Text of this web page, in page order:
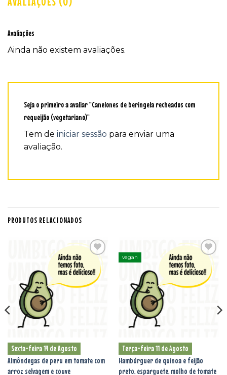
Avaliações
Ainda não existem avaliações.
Seja o primeiro a avaliar “Canelones de beringela recheados com
requeijão (vegetariano)”
Tem de iniciar sessão para enviar uma
avaliação.
PRODUTOS RELACIONADOS
Adicionar
aos
favoritos
Sexta-feira 14 de Agosto
Almôndegas de peru em tomate com
arroz selvagem e couve
vegan
Adicionar
aos
favoritos
Terça-feira 11 de Agosto
Hambúrguer de quinoa e feijão
preto, esparguete, molho de tomate